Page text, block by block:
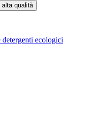
detergenti ecologici